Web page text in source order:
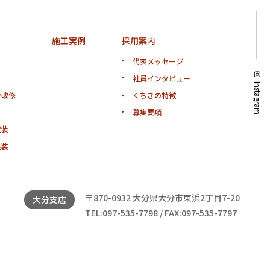
修
施工実例 採用案内
代表メッセージ
社員インタビュー
くちきの特徴
募集要項
大分支店
〒870-0932 大分県大分市東浜2丁目7-20
TEL:097-535-7798 / FAX:097-535-7797
Instagram